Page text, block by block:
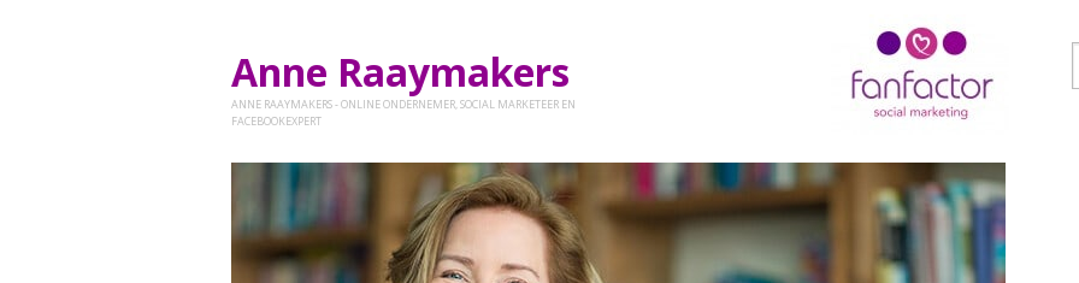
Anne Raaymakers
ANNE RAAYMAKERS - ONLINE ONDERNEMER, SOCIAL MARKETEER EN
FACEBOOKEXPERT